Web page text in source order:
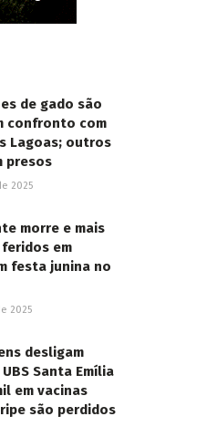
de gado são
confronto com
Lagoas; outros
presos
2025
morre e mais
em
festa junina no
2025
desligam
Santa Emília
em vacinas
são perdidos